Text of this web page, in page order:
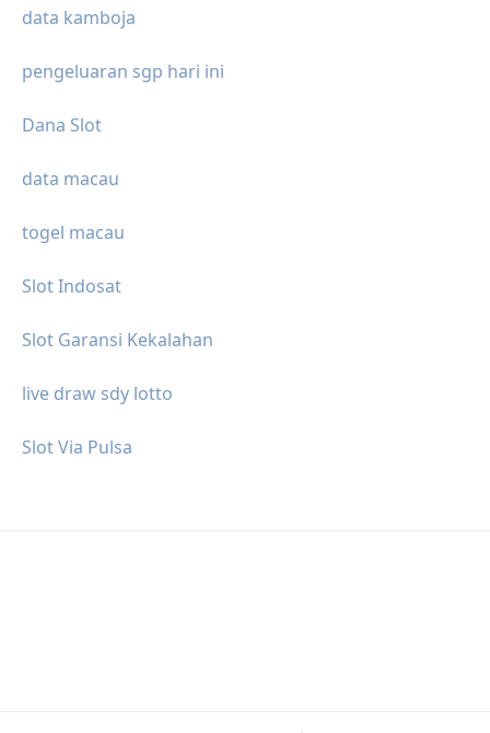
data kamboja
pengeluaran sgp hari ini
Dana Slot
data macau
togel macau
Slot Indosat
Slot Garansi Kekalahan
live draw sdy lotto
Slot Via Pulsa